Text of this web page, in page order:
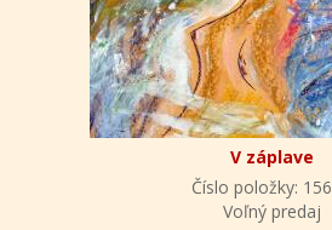
V záplave
Číslo položky:
Voľný predaj